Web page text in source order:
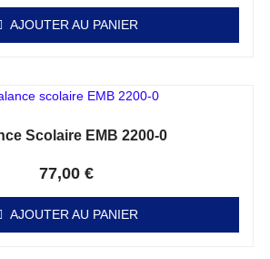
AJOUTER AU PANIER
Scolaire EMB 2200-0
77,00 €
AJOUTER AU PANIER